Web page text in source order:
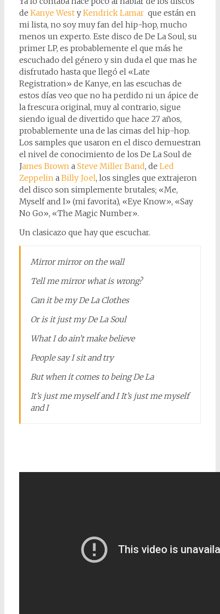
de Kanye Westy Kendrick Lamarque están en
mi lista, no soy muy fan del hip-hop, mucho
menos un experto. Este disco de De La Soul, su
primer LP, es probablemente el que más he
escuchado del género y sin duda el que mas he
disfrutado hasta que llegó el «Late
Registration» de Kanye, en las escuchas de
estos días veo que no ha perdido ni un ápice de
la frescura original, muy al contrario, sigue
siendo igual de divertido que hace 27 años,
probablemente una de las cimas del hip-hop.
Los samples que usaron en el disco demuestran
el nivel de conocimiento de los De La Soul de
James Brown a Steve Miller Band, de Led
Zeppelin a Billy Joel, los singles que extrajeron
del disco son simplemente brutales; «Me,
Myself and I» (mi favorita), «Eye Know», «Say
No Go», «The Magic Number».
Un clasicazo que hay que escuchar.
Mirror mirror on the wall
Tell me mirror what is wrong?
Can it be my De La Clothes
Or is it just my De La Soul
What I do ain’t make believe
People say I sit and try
But when it comes to being De La
It’s just me myself and I It’s just me myself
and I